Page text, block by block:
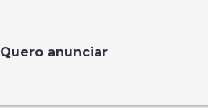
Quero anunciar